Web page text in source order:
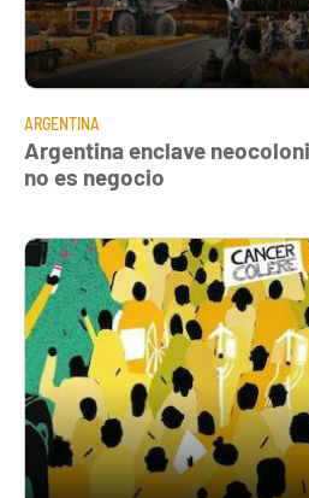
ARGENTINA
Argentina enclave
no es negocio